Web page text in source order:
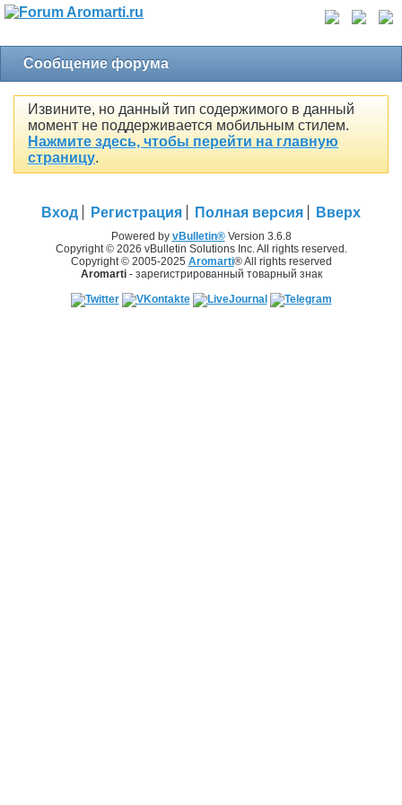
Сообщение форума
Извините, но данный тип содержимого в данный
момент не поддерживается мобильным стилем.
Нажмите здесь, чтобы перейти на главную
страницу.
Вход Регистрация Полная версия Вверх
Powered by vBulletin®Version 3.6.8
Copyright © 2026 vBulletin Solutions Inc. All rights reserved.
Copyright © 2005-2025 Aromarti® All rights reserved
Aromarti- зарегистрированный товарный знак